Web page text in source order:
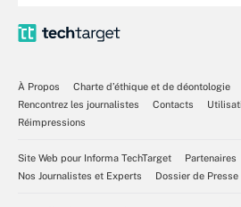
À Propos
Charte d’éthique et de déontologie
Rencontrez les journalistes
Contacts
Réimpressions
Site Web pour Informa TechTarget Partenaires
Nos Journalistes et Experts
Dossier de Presse